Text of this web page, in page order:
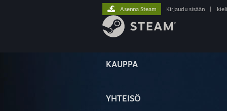
KAUPPA
YHTEISÖ
Asenna Steam Kirjaudu sisään kieli